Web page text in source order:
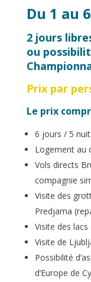
Du 1 au
2 jours
ou
Prix par
Le prix
6 jours / 5
Logement au
Vols directs
compagnie
Visite des
Predjama
Visite des
Visite de
Possibilité
d’Europe de